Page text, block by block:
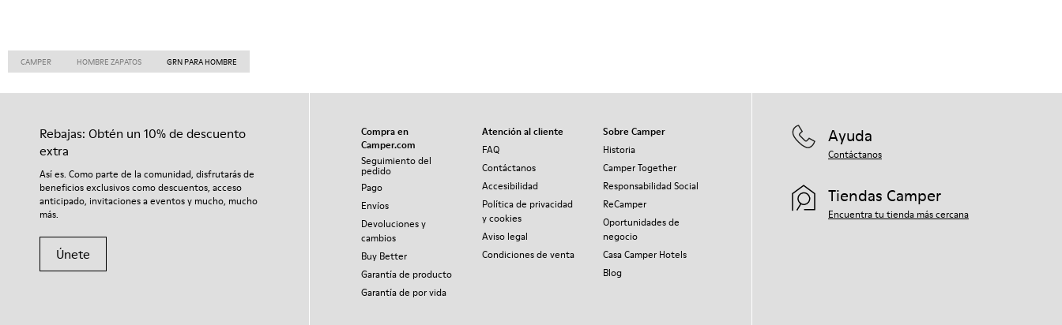
CAMPER HOMBRE ZAPATOS GRN PARA HOMBRE
Rebajas: Obtén un 10% de descuento
extra
Así es. Como parte de la comunidad, disfrutarás de
beneficios exclusivos como descuentos, acceso
anticipado, invitaciones a eventos y mucho, mucho
más.
Únete
Compra en
Camper.com
Seguimiento del
pedido
Pago
Envíos
Devoluciones y
cambios
Buy Better
Garantía de producto
Garantía de por vida
Atención al cliente
FAQ
Contáctanos
Accesibilidad
Política de privacidad
y cookies
Aviso legal
Condiciones de venta
Sobre Camper
Historia
Camper Together
Responsabilidad Social
ReCamper
Oportunidades de
negocio
Casa Camper Hotels
Blog
Ayuda
Contáctanos
Tiendas Camper
Encuentra tu tienda más cercana